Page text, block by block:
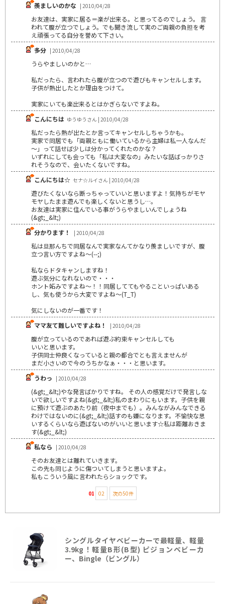
羨ましいのかな | 2010/04/28
お友達は、実家に居る＝楽が出来る。と思ってるのでしょう。 言
われて腹が立つでしょう。でも聞き流して実のご両親の負担を考
え頑張ってる自分を誉めて下さい。
多分 | 2010/04/28
うらやましいのかと…
私だったら、言われたら腹が立つので遊びもキャンセルします。
子供が熱出したとか理由をつけて。
実家にいても楽出来るとはかぎらないですよね。
こんにちは ゆうゆうさん | 2010/04/28
私だったら熱が出たとか言ってキャンセルしちゃうかも。
実家で同居でも「両親ともに働いているから主婦は私一人なんだ
～」って話せば少しは分かってくれたのかな？
いずれにしても会っても「私は大変なの」みたいな話ばっかりさ
れそうなので、会いたくないですね。
こんにちは☆ セナ☆ルイさん | 2010/04/28
遊びたくないなら断っちゃっていいと思いますよ！気持ちがモヤ
モヤしたまま遊んでも楽しくないと思うし…。
お友達は実家に住んでいる事がうらやましいんでしょうね
(&gt;_&lt;)
分かります！
| 2010/04/28
私は旦那んちで同居なんで実家なんてかなり羨ましいですが、腹
立つ言い方ですよね～(--;)
私ならドタキャンしますね！
遊ぶ気分になれないので・・・
ホント妬みですよね～！！同居しててもやることいっぱいある
し、気も使うから大変ですよね～(T_T)
気にしないのが一番です！
ママ友て難しいですよね！
| 2010/04/28
腹が立っているのであれば遊ぶ約束キャンセルしても
いいと思います。
子供同士仲良くなっていると親の都合でとも言えませんが
まだ小さいので今のうちかなぁ・・・と思います。
うわっ | 2010/04/28
(&gt;_&lt;)やな発言ばかりですね。 その人の感覚だけで発言しな
いで欲しいですよね(&gt;_&lt;)私のまわりにもいます。子供を親
に預けて遊ぶのあたり前（夜中までも）。みんながみんなできる
わけではないのに(&gt;_&lt;)話すのも嫌になります。不愉快な思
いするくらいなら遊ばないのがいいと思います☆私は距離おきま
す(&gt;_&lt;)
私なら | 2010/04/28
そのお友達とは離れていきます。
この先も同じように傷ついてしまうと思いますよ。
私もこういう風に言われたらショックです。
01 02 次の50件
シングルタイヤベビーカーで最軽量、軽量
3.9kg！軽量B形(B型) ピジョンベビーカ
ー、Bingle（ビングル）